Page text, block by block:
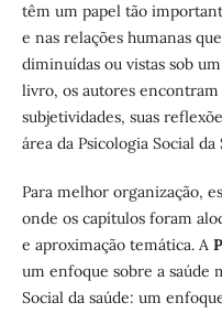
têm um papel tão
e nas relações humanas
diminuídas ou vistas sob
livro, os autores encontram
subjetividades, suas
área da Psicologia Social da
Para melhor organização,
onde os capítulos foram
e aproximação temática. A
um enfoque sobre a saúde
Social da saúde: um